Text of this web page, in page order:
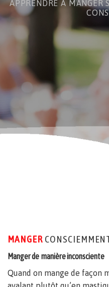
APPRENDRE À MANGER
MANGER
Manger de manière inconsciente
Quand on mange de façon